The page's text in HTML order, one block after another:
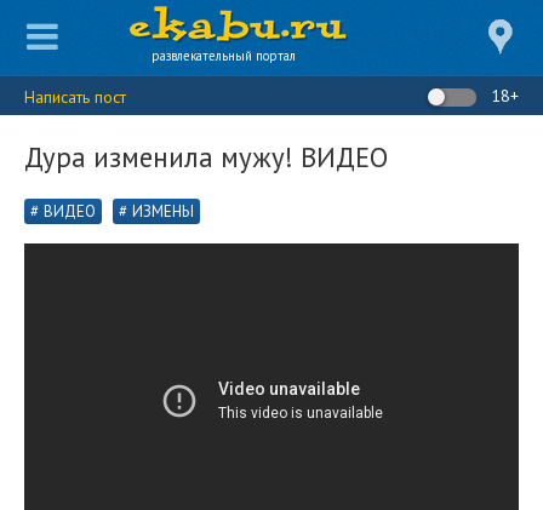
развлекательный портал
Написать пост 18+
Дура изменила мужу! ВИДЕО
ВИДЕО ИЗМЕНЫ